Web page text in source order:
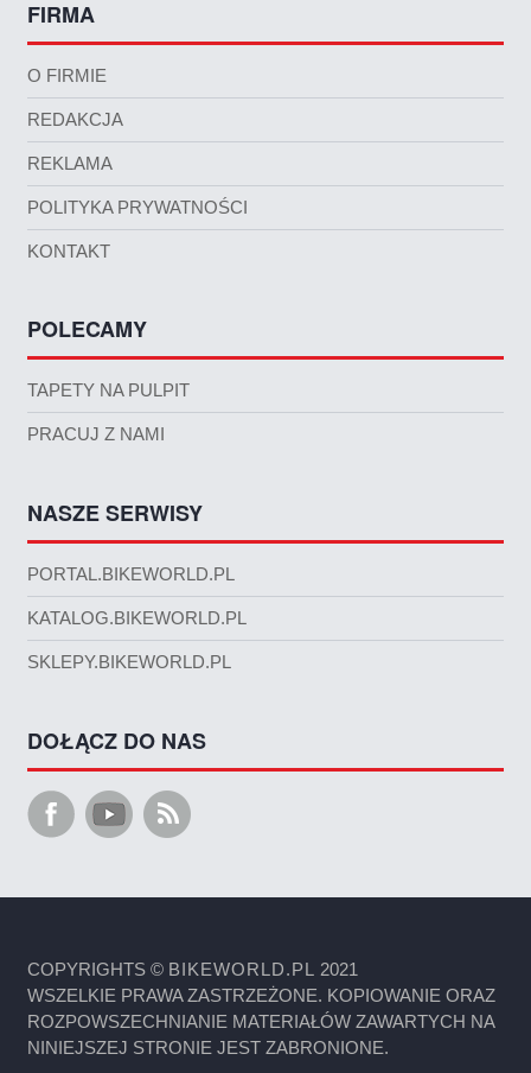
FIRMA
O FIRMIE
REDAKCJA
REKLAMA
POLITYKA PRYWATNOŚCI
KONTAKT
POLECAMY
TAPETY NA PULPIT
PRACUJ Z NAMI
NASZE SERWISY
PORTAL.BIKEWORLD.PL
KATALOG.BIKEWORLD.PL
SKLEPY.BIKEWORLD.PL
DOŁĄCZ DO NAS
COPYRIGHTS © BIKEWORLD.PL 2021
WSZELKIE PRAWA ZASTRZEŻONE. KOPIOWANIE ORAZ
ROZPOWSZECHNIANIE MATERIAŁÓW ZAWARTYCH NA
NINIEJSZEJ STRONIE JEST ZABRONIONE.